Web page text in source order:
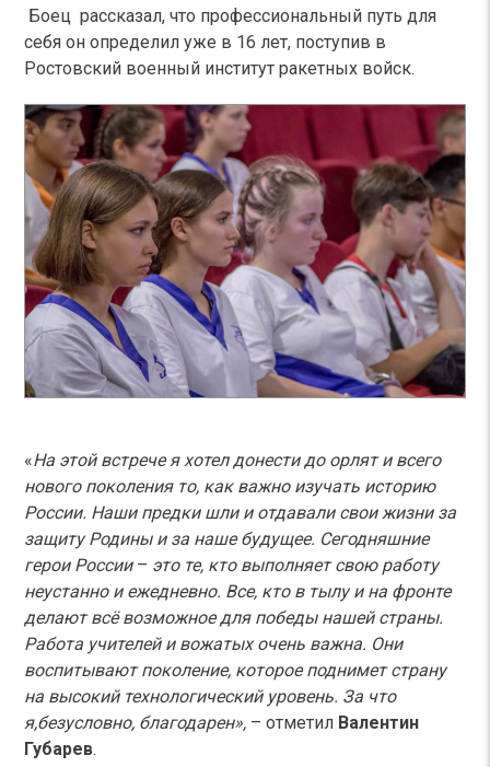
Боец рассказал, что профессиональный путь для
себя он определил уже в 16 лет, поступив в
Ростовский военный институт ракетных войск.
«На этой встрече я хотел донести до орлят и всего
нового поколения то, как важно изучать историю
России. Наши предки шли и отдавали свои жизни за
защиту Родины и за наше будущее. Сегодняшние
герои России – это те, кто выполняет свою работу
неустанно и ежедневно. Все, кто в тылу и на фронте
делают всё возможное для победы нашей страны.
Работа учителей и вожатых очень важна. Они
воспитывают поколение, которое поднимет страну
на высокий технологический уровень. За что
я,безусловно, благодарен», – отметил Валентин
Губарев.